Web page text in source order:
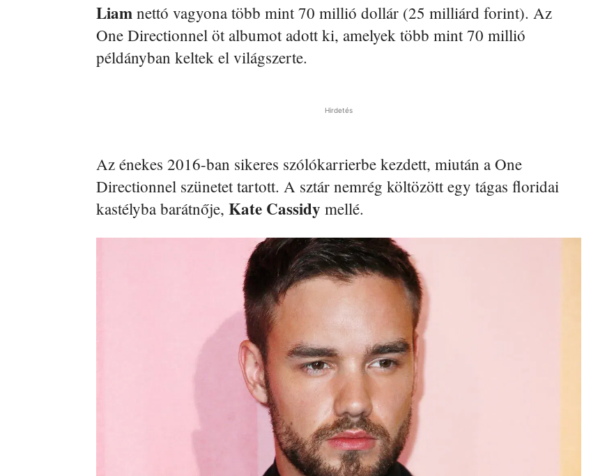
Liam nettó vagyona több mint 70 millió dollár (25 milliárd forint). Az
One Directionnel öt albumot adott ki, amelyek több mint 70 millió
példányban keltek el világszerte.
Hirdetés
Az énekes 2016-ban sikeres szólókarrierbe kezdett, miután a One
Directionnel szünetet tartott. A sztár nemrég költözött egy tágas floridai
kastélyba barátnője, Kate Cassidy mellé.